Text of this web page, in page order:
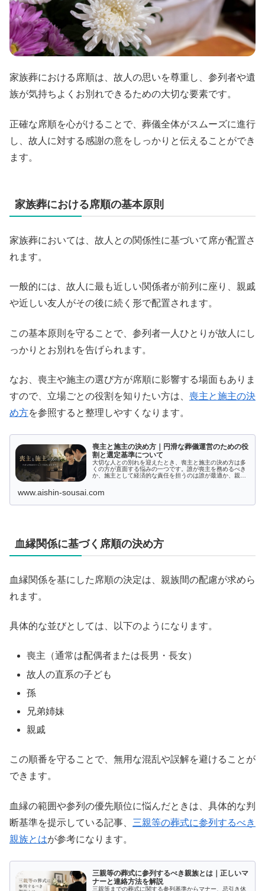
家族葬における席順は、故人の思いを尊重し、参列者や遺
族が気持ちよくお別れできるための大切な要素です。
正確な席順を心がけることで、葬儀全体がスムーズに進行
し、故人に対する感謝の意をしっかりと伝えることができ
ます。
家族葬における席順の基本原則
家族葬においては、故人との関係性に基づいて席が配置さ
れます。
一般的には、故人に最も近しい関係者が前列に座り、親戚
や近しい友人がその後に続く形で配置されます。
この基本原則を守ることで、参列者一人ひとりが故人にし
っかりとお別れを告げられます。
なお、喪主や施主の選び方が席順に影響する場面もありま
すので、立場ごとの役割を知りたい方は、 喪主と施主の決
め方を参照すると整理しやすくなります。
喪主と施主の決め方｜円滑な葬儀運営のための役
割と選定基準について
大切な人との別れを迎えたとき、喪主と施主の決め方は多
くの方が直面する悩みの一つです。誰が喪主を務めるべき
か、施主として経済的な責任を担うのは誰が最適か、親族
www.aishin-sousai.com
血縁関係に基づく席順の決め方
血縁関係を基にした席順の決定は、親族間の配慮が求めら
れます。
具体的な並びとしては、以下のようになります。
喪主（通常は配偶者または長男・長女）
故人の直系の子ども
孫
兄弟姉妹
親戚
この順番を守ることで、無用な混乱や誤解を避けることが
できます。
血縁の範囲や参列の優先順位に悩んだときは、具体的な判
断基準を提示している記事、 三親等の葬式に参列するべき
親族とはが参考になります。
三親等の葬式に参列するべき親族とは｜正しいマ
ナーと連絡方法を解説
三親等までの葬式に関する参列基準からマナー、忌引き休